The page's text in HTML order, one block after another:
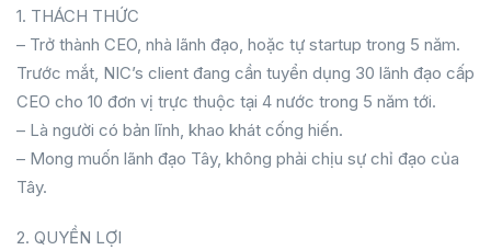
1. THÁCH THỨC
– Trở thành CEO, nhà lãnh đạo, hoặc tự startup trong 5 năm.
Trước mắt, NIC’s client đang cần tuyển dụng 30 lãnh đạo cấp
CEO cho 10 đơn vị trực thuộc tại 4 nước trong 5 năm tới.
– Là người có bản lĩnh, khao khát cống hiến.
– Mong muốn lãnh đạo Tây, không phải chịu sự chỉ đạo của
Tây.
2. QUYỀN LỢI